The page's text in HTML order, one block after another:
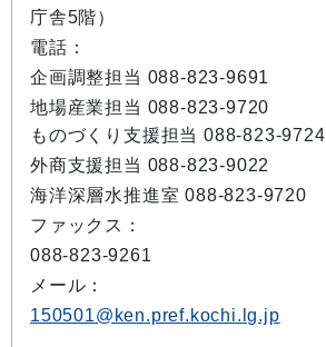
庁舎5階）
電話：
企画調整担当 088-823-9691
地場産業担当 088-823-9720
ものづくり支援担当 088-823-9724
外商支援担当 088-823-9022
海洋深層水推進室 088-823-9720
ファックス：
088-823-9261
メール：
150501@ken.pref.kochi.lg.jp